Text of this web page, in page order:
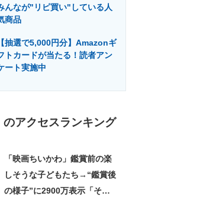
建設×テクノロジーの最前線
んなが"リピ買い"している人
商品
【抽選で5,000円分】Amazonギ
トカードが当たる！読者アン
ート実施中
のアクセスランキング
「映画ちいかわ」鑑賞前の楽
しそうな子どもたち→“鑑賞後
の様子”に2900万表示「そう